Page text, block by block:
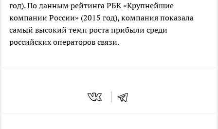
год). По данным рейтинга РБК «Крупнейшие
компании России» (2015 год), компания показала
самый высокий темп роста прибыли среди
российских операторов связи.